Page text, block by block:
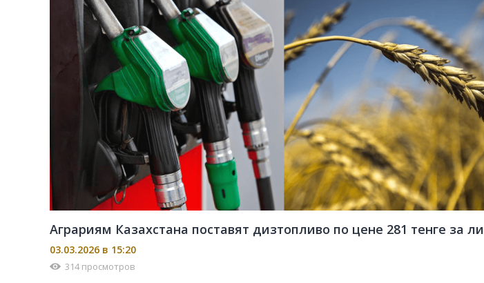
Аграриям Казахстана поставят дизтопливо по цене 281 тенге за
03.03.2026 в 15:20
314 просмотров